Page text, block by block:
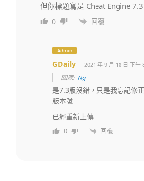
但你標題寫是 Cheat Engine 7.3
0 回覆
Admin
GDaily 2021 年 9 月 18 日 下午
回應:Ng
是7.3版沒錯，只是我忘記修
版本號
已經重新上傳
0 回覆